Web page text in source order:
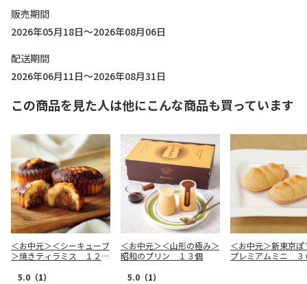
販売期間
2026年05月18日～2026年08月06日
配送期間
2026年06月11日～2026年08月31日
この商品を見た人は他にこんな商品も買っています
＜お中元＞＜シーキューブ
＞焼きティラミス １２個
5.0 （1）
＜お中元＞＜山形の極み＞
昭和のプリン １３個
5.0 （1）
＜お中元＞新東京
プレミアムミニ ３